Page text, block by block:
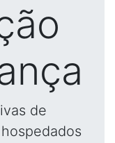
de